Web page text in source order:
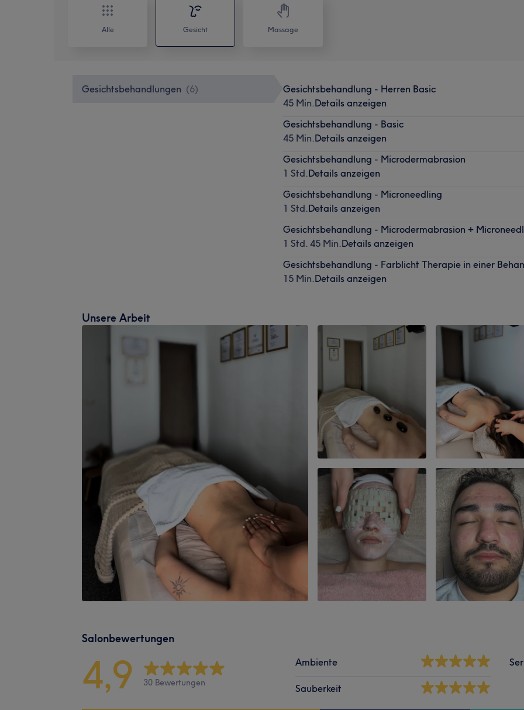
Alle Gesicht Massage
Gesichtsbehandlungen (6)
Gesichtsbehandlung - Herren Basic
45 Min.Details anzeigen
Gesichtsbehandlung - Basic
45 Min.Details anzeigen
Gesichtsbehandlung - Microdermabrasion
1 Std.Details anzeigen
Gesichtsbehandlung - Microneedling
1 Std.Details anzeigen
Gesichtsbehandlung - Microdermabrasion +
1 Std. 45 Min.Details anzeigen
Gesichtsbehandlung - Farblicht Therapie in einer
15 Min.Details anzeigen
Unsere Arbeit
Salonbewertungen
4,9 30 Bewertungen
Ambiente
Sauberkeit